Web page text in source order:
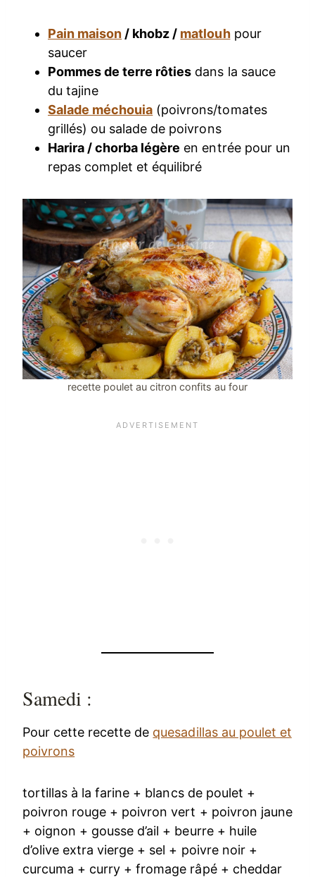
Pain maison / khobz / matlouhpour
saucer
Pommes de terre rôties dans la sauce
du tajine
Salade méchouia (poivrons/tomates
grillés) ou salade de poivrons
Harira / chorba légère en entrée pour un
repas complet et équilibré
recette poulet au citron confits au four
Samedi :
Pour cette recette de quesadillas au poulet et
poivrons
tortillas à la farine + blancs de poulet +
poivron rouge + poivron vert + poivron jaune
+ oignon + gousse d’ail + beurre + huile
d’olive extra vierge + sel + poivre noir +
curcuma + curry + fromage râpé + cheddar